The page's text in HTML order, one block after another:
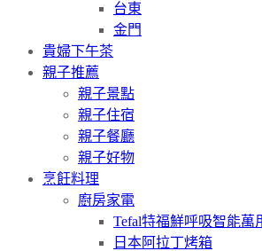
台東
金門
貴婦下午茶
親子推薦
親子景點
親子住宿
親子餐廳
親子好物
烹飪料理
廚房家電
Tefal特福鮮呼吸智能萬
日本阿拉丁烤箱